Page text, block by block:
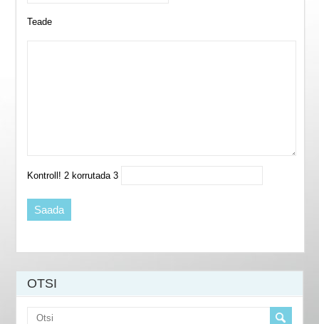
Teade
Kontroll! 2 korrutada 3
OTSI